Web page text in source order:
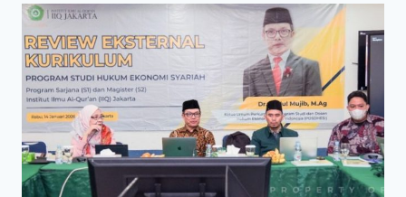
IIQ
PERKUAT
KOMITMEN
TRI
DHARMA
JELANG
SEMESTER
GENAP
2025–
2026